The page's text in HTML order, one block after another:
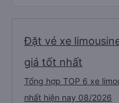
Đặt vé xe
giá tốt nhất
Tổng hợp TOP 6 xe
nhất hiện nay 08/2026